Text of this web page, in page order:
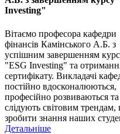
Investing"
Вітаємо професора кафедри
фінансів Камінського А.Б. з
успішним завершенням
"ESG Investing" та
сертифікату. Викладачі
постійно вдосконалюються,
професійно розвиваються та
слідують світовим
зробити знання наших
Детальніше